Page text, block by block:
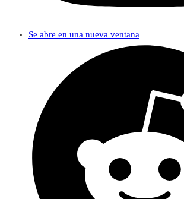
Se abre en una nueva ventana